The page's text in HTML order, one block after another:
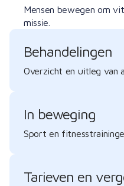
Behandelingen
Overzicht en uitleg van
In beweging
Sport en
Tarieven en
Mensen bewegen om
missie.